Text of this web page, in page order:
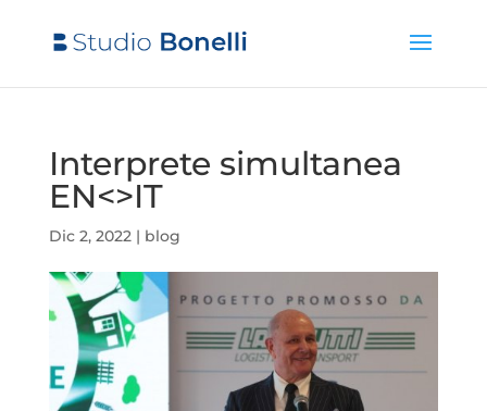
Interprete simultanea
EN<>IT
Dic 2, 2022| blog